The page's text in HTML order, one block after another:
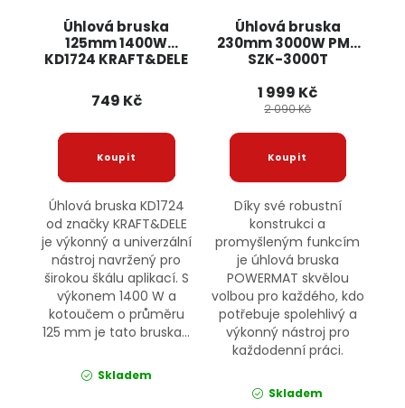
Úhlová bruska
125mm 1400W
KD1724 KRAFT&DELE
749 Kč
Úhlová bruska KD1724
od značky KRAFT&DELE
je výkonný a univerzální
nástroj navržený pro
širokou škálu aplikací. S
výkonem 1400 W a
kotoučem o průměru
125 mm je tato bruska...
Skladem
Úhlová bruska
230mm 3000W PM-
SZK-3000T
1 999 Kč
2 090 Kč
Díky své robustní
konstrukci a
promyšleným funkcím
je úhlová bruska
POWERMAT skvělou
volbou pro každého, kdo
potřebuje spolehlivý a
výkonný nástroj pro
každodenní práci.
Skladem